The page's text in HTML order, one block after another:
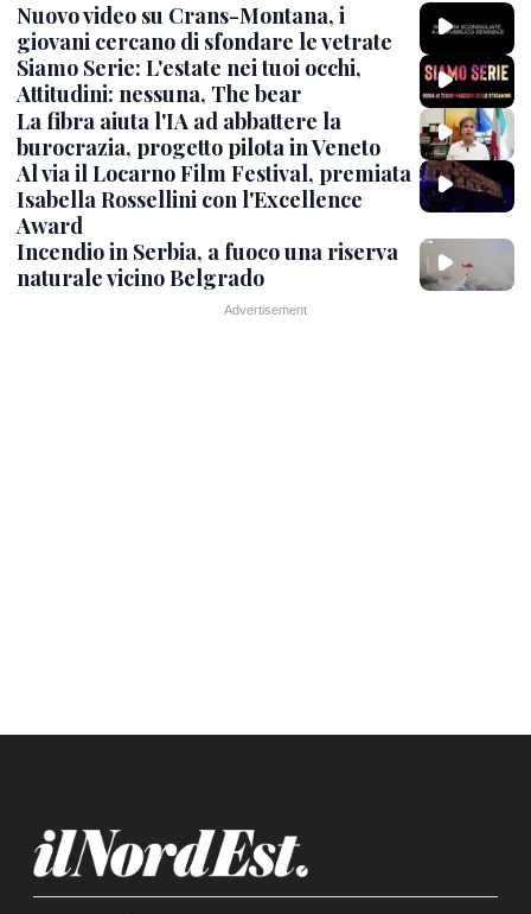
Nuovo video su Crans-Montana, i
giovani cercano di sfondare le vetrate
Siamo Serie: L'estate nei tuoi occhi,
Attitudini: nessuna, The bear
La fibra aiuta l'IA ad abbattere la
burocrazia, progetto pilota in Veneto
Al via il Locarno Film Festival, premiata
Isabella Rossellini con l'Excellence
Award
Incendio in Serbia, a fuoco una riserva
naturale vicino Belgrado